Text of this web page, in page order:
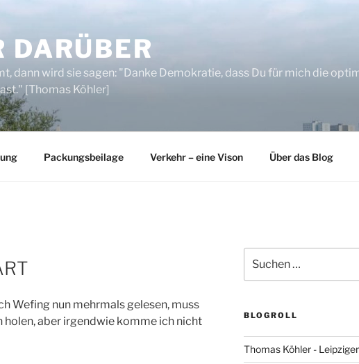
DARÜBER
dann wird sie sagen: "Danke Demokratie, dass Du für mich die
[Thomas Köhler]
Packungsbeilage Verkehr – eine Vison Über das Blog
Wefing nun mehrmals gelesen, muss
aber irgendwie komme ich nicht
nach:
BLOGROLL
Thomas Köhler -